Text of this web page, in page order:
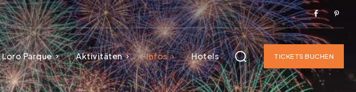
Loro Parque Aktivitäten Infos Hotels TICKETS BUCHEN